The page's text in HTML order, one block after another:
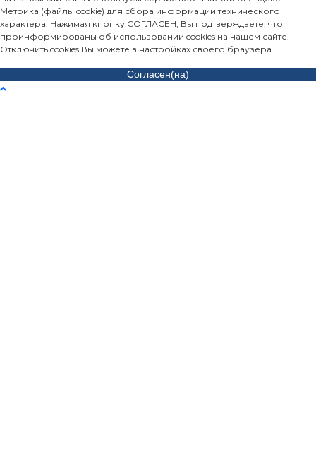
Метрика (файлы cookie) для сбора информации технического
характера. Нажимая кнопку СОГЛАСЕН, Вы подтверждаете, что
проинформированы об использовании cookies на нашем сайте.
Отключить cookies Вы можете в настройках своего браузера.
Согласен(на)